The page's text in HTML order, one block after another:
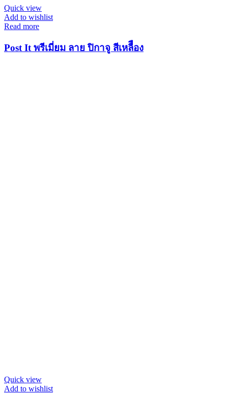
Quick view
Add to wishlist
Read more
Post It พรีเมี่ยม ลาย ปิกาจู สีเหลืือง
Quick view
Add to wishlist